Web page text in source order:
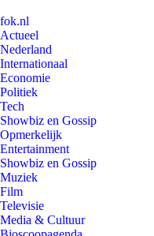
fok.nl
Actueel
Nederland
Internationaal
Economie
Politiek
Tech
Showbiz en Gossip
Opmerkelijk
Entertainment
Showbiz en Gossip
Muziek
Film
Televisie
Media & Cultuur